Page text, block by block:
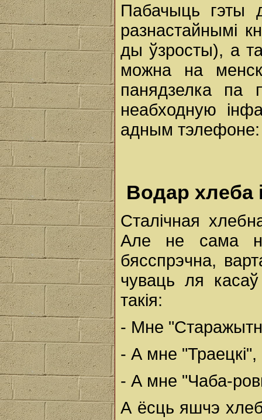
Пабачыць гэты
разнастайнымі
ды ўзросты), а
можна на
панядзелка па
неабходную
адным
Водар хлеба
Сталічная
Але не сама
бясспрэчна,
чуваць ля
такія:
- Мне
- А мне "Траецкі",
- А мне "Чаба-
А ёсць яшчэ хлеб